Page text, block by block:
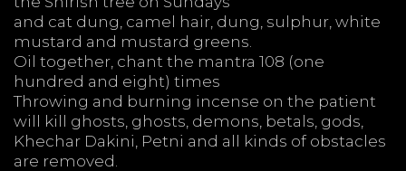
and cat dung, camel hair, dung, sulphur, white
mustard and mustard greens.
Oil together, chant the mantra 108 (one
hundred and eight) times
Throwing and burning incense on the patient
will kill ghosts, ghosts, demons, betals, gods,
Khechar Dakini, Petni and all kinds of obstacles
are removed.